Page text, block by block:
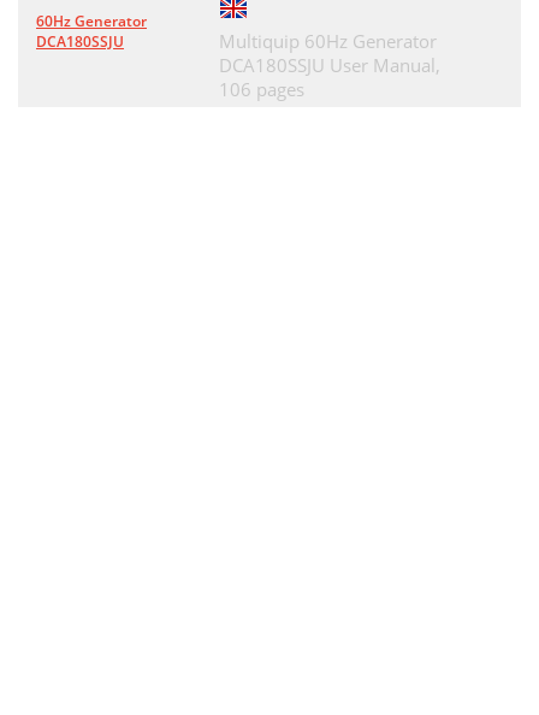
60Hz Generator
DCA180SSJU
Multiquip 60Hz Generator
DCA180SSJU User Manual,
106 pages